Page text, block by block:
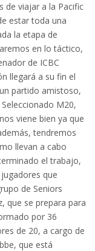
de viajar a la Pacific
estar toda una
la etapa de
en lo táctico,
de ICBC
llegará a su fin el
partido amistoso,
M20,
viene bien ya que
tendremos
llevan a cabo
el trabajo,
que
de Seniors
que se prepara para
por 36
de 20, a cargo de
que está